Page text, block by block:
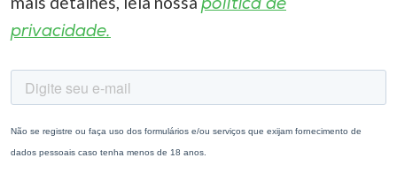
política de
privacidade.